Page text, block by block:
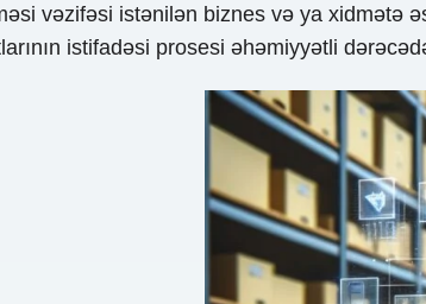
vəzifəsi istənilən biznes və ya xidmətə
istifadəsi prosesi əhəmiyyətli